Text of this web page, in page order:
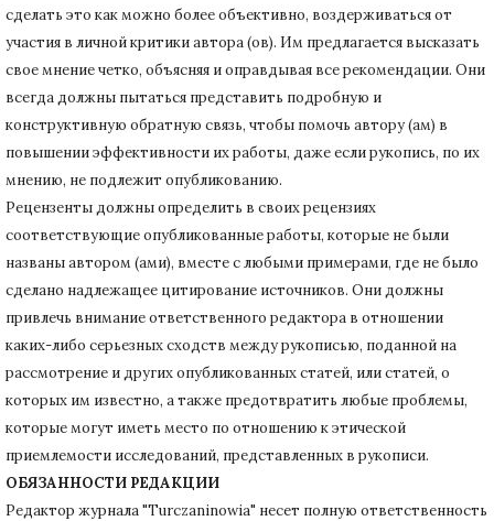
сделать это как можно более объективно, воздерживаться от
участия в личной критики автора (ов). Им предлагается высказать
свое мнение четко, объясняя и оправдывая все рекомендации. Они
всегда должны пытаться представить подробную и
конструктивную обратную связь, чтобы помочь автору (ам) в
повышении эффективности их работы, даже если рукопись, по их
мнению, не подлежит опубликованию.
Рецензенты должны определить в своих рецензиях
соответствующие опубликованные работы, которые не были
названы автором (ами), вместе с любыми примерами, где не было
сделано надлежащее цитирование источников. Они должны
привлечь внимание ответственного редактора в отношении
каких-либо серьезных сходств между рукописью, поданной на
рассмотрение и других опубликованных статей, или статей, о
которых им известно, а также предотвратить любые проблемы,
которые могут иметь место по отношению к этической
приемлемости исследований, представленных в рукописи.
ОБЯЗАННОСТИ РЕДАКЦИИ
Редактор журнала "Turczaninowia" несет полную ответственность